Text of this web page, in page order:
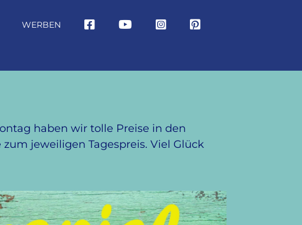
WERBEN
haben wir tolle Preise in den
jeweiligen Tagespreis. Viel Glück